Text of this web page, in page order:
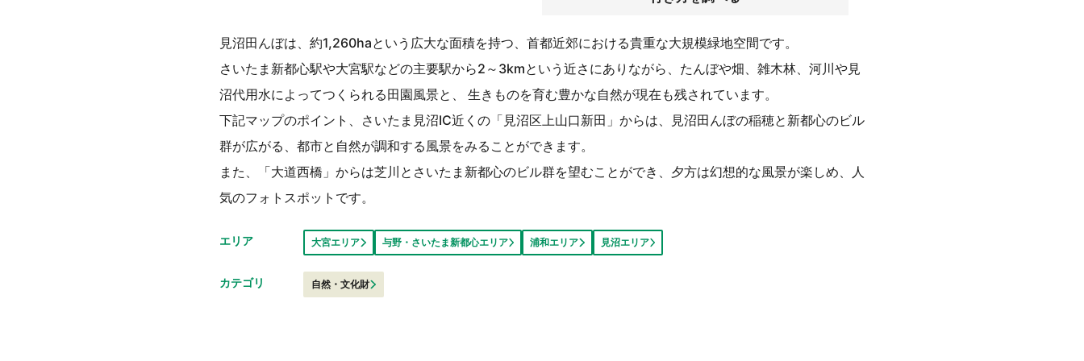
見沼田んぼは、約1,260haという広大な面積を持つ、首都近郊における貴重な大規模緑地空間です。
さいたま新都心駅や大宮駅などの主要駅から2～3kmという近さにありながら、たんぼや畑、雑木林、河川や見
沼代用水によってつくられる田園風景と、 生きものを育む豊かな自然が現在も残されています。
下記マップのポイント、さいたま見沼IC近くの「見沼区上山口新田」からは、見沼田んぼの稲穂と新都心のビル
群が広がる、都市と自然が調和する風景をみることができます。
また、「大道西橋」からは芝川とさいたま新都心のビル群を望むことができ、夕方は幻想的な風景が楽しめ、人
気のフォトスポットです。
エリア 大宮エリア 与野・さいたま新都心エリア 浦和エリア 見沼エリア
カテゴリ 自然・文化財